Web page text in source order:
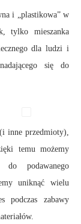
i „plastikowa” w
tylko mieszanka
dla ludzi i
się do
inne przedmioty),
temu możemy
do podawanego
uniknąć wielu
podczas zabawy